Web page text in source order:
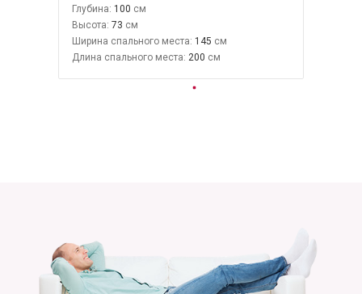
Глубина: 100
Высота: 73
Ширина спального места: 145
Длина спального места: 200